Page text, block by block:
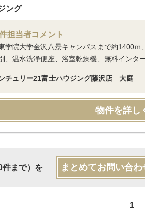
ング
担当者コメント
学院大学金沢八景キャンパスまで約1400
、温水洗浄便座、浴室乾燥機、無料インタ
チュリー21富士ハウジング藤沢店 大庭
物件を詳し
まで）を まとめてお問い合わ
1